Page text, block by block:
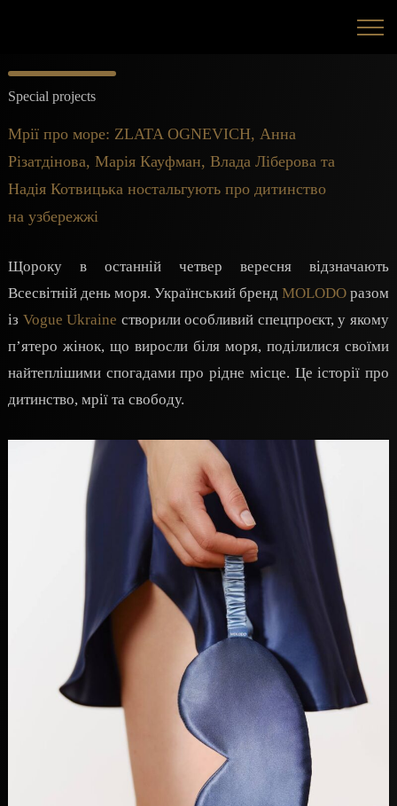
Special projects
Мрії про море: ZLATA OGNEVICH, Анна
Різатдінова, Марія Кауфман, Влада Ліберова та
Надія Котвицька ностальгують про дитинство
на узбережжі
Щороку в останній четвер вересня відзначають
Всесвітній день моря. Український бренд MOLODO разом
із Vogue Ukraine створили особливий спецпроєкт, у якому
п’ятеро жінок, що виросли біля моря, поділилися своїми
найтеплішими спогадами про рідне місце. Це історії про
дитинство, мрії та свободу.